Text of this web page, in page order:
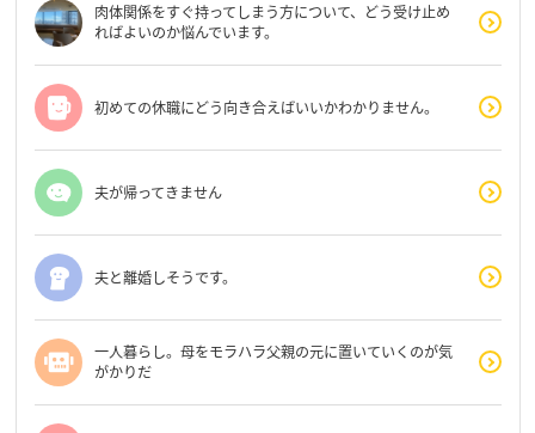
肉体関係をすぐ持ってしまう方について、どう受け止め
ればよいのか悩んでいます。
初めての休職にどう向き合えばいいかわかりません。
夫が帰ってきません
夫と離婚しそうです。
一人暮らし。母をモラハラ父親の元に置いていくのが気
がかりだ